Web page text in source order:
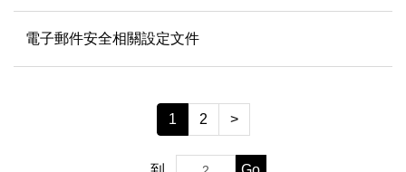
電子郵件安全相關設定文件
1 2 >